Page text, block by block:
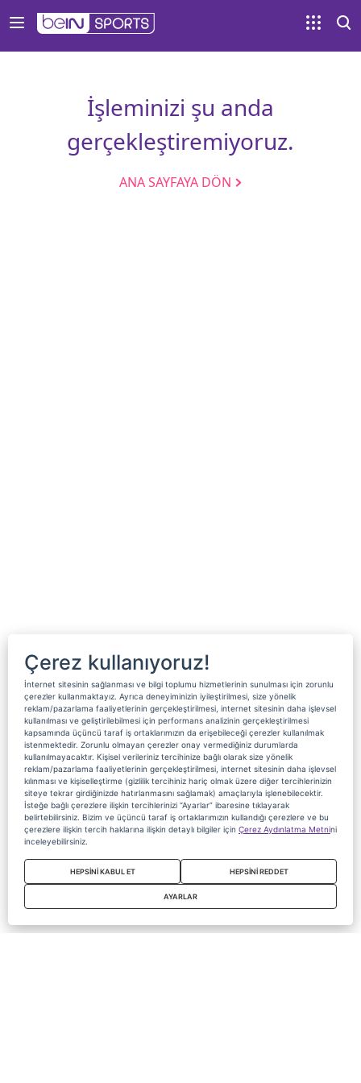
İşleminizi şu anda
gerçekleştiremiyoruz.
ANA SAYFAYA DÖN
Çerez kullanıyoruz!
İnternet sitesinin sağlanması ve bilgi toplumu hizmetlerinin sunulması için zorunlu
çerezler kullanmaktayız. Ayrıca deneyiminizin iyileştirilmesi, size yönelik
reklam/pazarlama faaliyetlerinin gerçekleştirilmesi, internet sitesinin daha işlevsel
kullanılması ve geliştirilebilmesi için performans analizinin gerçekleştirilmesi
kapsamında üçüncü taraf iş ortaklarımızın da erişebileceği çerezler kullanılmak
istenmektedir. Zorunlu olmayan çerezler onay vermediğiniz durumlarda
kullanılmayacaktır. Kişisel verileriniz tercihinize bağlı olarak size yönelik
reklam/pazarlama faaliyetlerinin gerçekleştirilmesi, internet sitesinin daha işlevsel
kılınması ve kişiselleştirme (gizlilik tercihiniz hariç olmak üzere diğer tercihlerinizin
siteye tekrar girdiğinizde hatırlanmasını sağlamak) amaçlarıyla işlenebilecektir.
İsteğe bağlı çerezlere ilişkin tercihlerinizi “Ayarlar” ibaresine tıklayarak
belirtebilirsiniz. Bizim ve üçüncü taraf iş ortaklarımızın kullandığı çerezlere ve bu
çerezlere ilişkin tercih haklarına ilişkin detaylı bilgiler için Çerez Aydınlatma Metnini
inceleyebilirsiniz.
HEPSİNİ KABUL ET HEPSİNİ REDDET
AYARLAR